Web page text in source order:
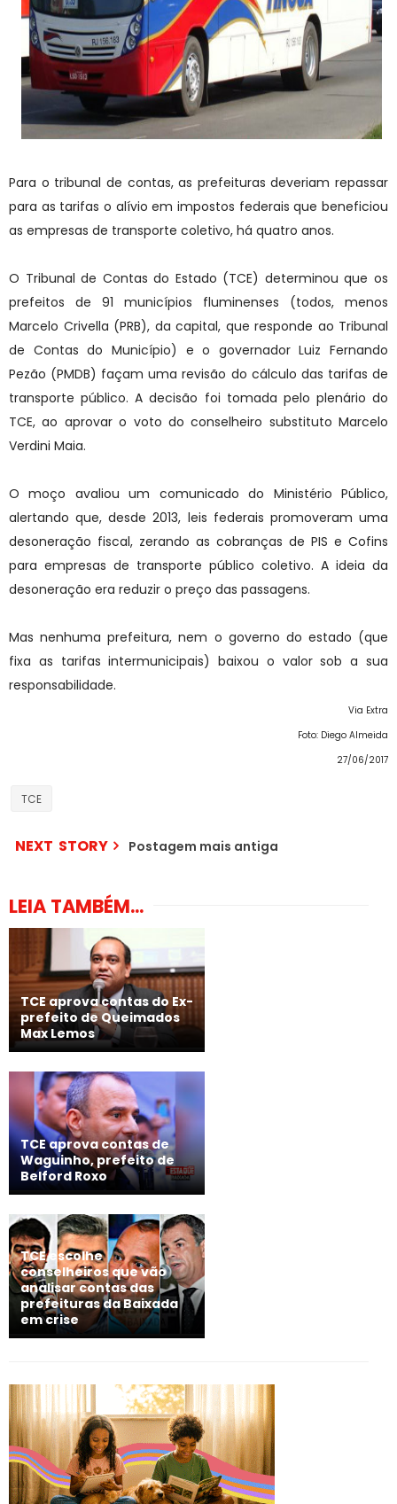
Para o tribunal de contas, as prefeituras deveriam repassar
para as tarifas o alívio em impostos federais que beneficiou
as empresas de transporte coletivo, há quatro anos.
O Tribunal de Contas do Estado (TCE) determinou que os
prefeitos de 91 municípios fluminenses (todos, menos
Marcelo Crivella (PRB), da capital, que responde ao Tribunal
de Contas do Município) e o governador Luiz Fernando
Pezão (PMDB) façam uma revisão do cálculo das tarifas de
transporte público. A decisão foi tomada pelo plenário do
TCE, ao aprovar o voto do conselheiro substituto Marcelo
Verdini Maia.
O moço avaliou um comunicado do Ministério Público,
alertando que, desde 2013, leis federais promoveram uma
desoneração fiscal, zerando as cobranças de PIS e Cofins
para empresas de transporte público coletivo. A ideia da
desoneração era reduzir o preço das passagens.
Mas nenhuma prefeitura, nem o governo do estado (que
fixa as tarifas intermunicipais) baixou o valor sob a sua
responsabilidade.
Via Extra
Foto: Diego Almeida
27/06/2017
TCE
NEXT STORY Postagem mais antiga
LEIA TAMBÉM...
TCE aprova contas do Ex-
prefeito de Queimados
Max Lemos
TCE aprova contas de
Waguinho, prefeito de
Belford Roxo
TCE escolhe
conselheiros que vão
analisar contas das
prefeituras da Baixada
em crise